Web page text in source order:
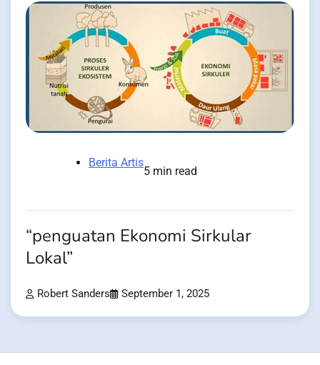
Berita Artis
5 min read
“penguatan Ekonomi Sirkular
Lokal”
Robert Sanders September 1, 2025